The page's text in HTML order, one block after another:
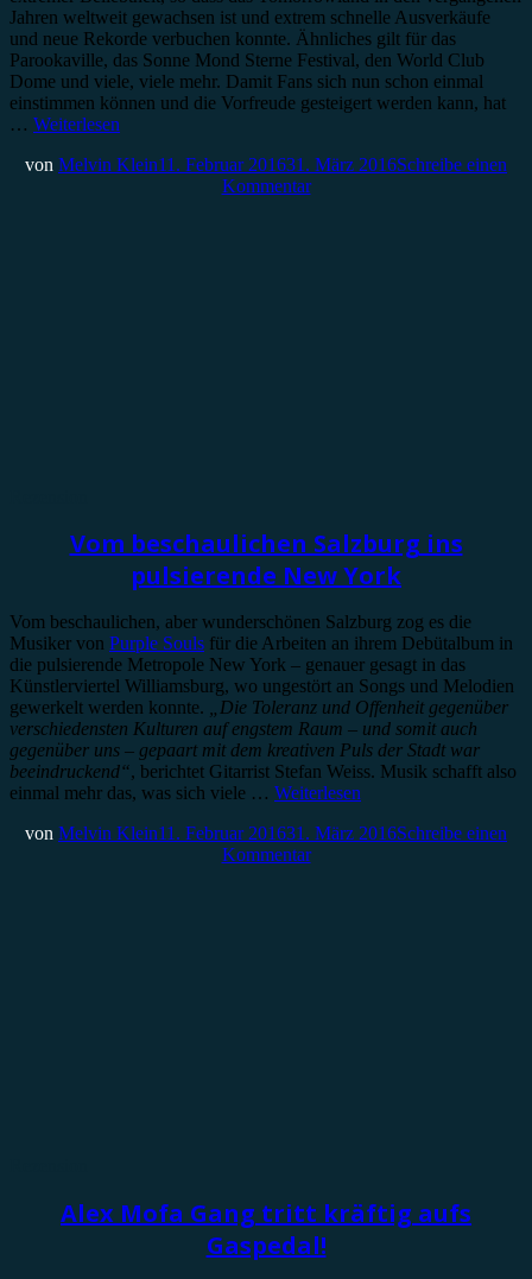
Jahren weltweit gewachsen ist und extrem schnelle Ausverkäufe
und neue Rekorde verbuchen konnte. Ähnliches gilt für das
Parookaville, das Sonne Mond Sterne Festival, den World Club
Dome und viele, viele mehr. Damit Fans sich nun schon einmal
einstimmen können und die Vorfreude gesteigert werden kann, hat
… Weiterlesen
von Melvin Klein11. Februar 201631. März 2016Schreibe einen
Kommentar
Vom beschaulichen Salzburg ins
pulsierende New York
Vom beschaulichen, aber wunderschönen Salzburg zog es die
Musiker von Purple Souls für die Arbeiten an ihrem Debütalbum in
die pulsierende Metropole New York – genauer gesagt in das
Künstlerviertel Williamsburg, wo ungestört an Songs und Melodien
gewerkelt werden konnte.
„Die Toleranz und Offenheit gegenüber
verschiedensten Kulturen auf engstem Raum – und somit auch
gegenüber uns – gepaart mit dem kreativen Puls der Stadt war
beeindruckend“, berichtet Gitarrist Stefan Weiss. Musik schafft also
einmal mehr das, was sich viele … Weiterlesen
von Melvin Klein11. Februar 201631. März 2016Schreibe einen
Kommentar
Alex Mofa Gang tritt kräftig aufs
Gaspedal!